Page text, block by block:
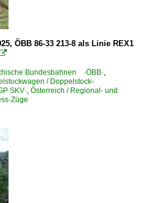
26-29, 26-33 ·Siemens, SGP·
Tauernbahn
Tauernbahn
Züge
ÖBB 86-33 213-8 als Linie REX1
Bundesbahnen ·ÖBB·,
/ Doppelstock-
SKV·, Österreich / Regional- und
Züge